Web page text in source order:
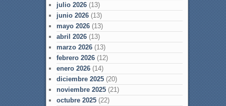
julio 2026(13)
junio 2026(13)
mayo 2026(13)
abril 2026(13)
marzo 2026(13)
febrero 2026(12)
enero 2026(14)
diciembre 2025(20)
noviembre 2025(21)
octubre 2025(22)